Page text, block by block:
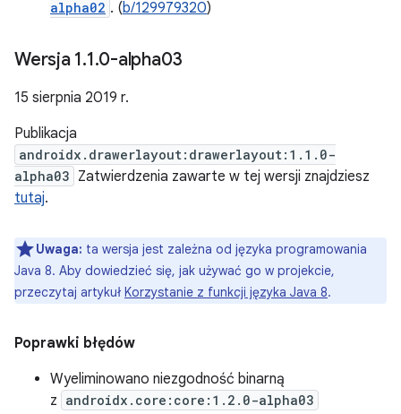
alpha02 . (b/129979320)
Wersja 1.1.0-alpha03
15 sierpnia 2019 r.
Publikacja
androidx.drawerlayout:drawerlayout:1.1.0-
alpha03 Zatwierdzenia zawarte w tej wersji znajdziesz
tutaj.
Uwaga: ta wersja jest zależna od języka programowania
Java 8. Aby dowiedzieć się, jak używać go w projekcie,
przeczytaj artykuł Korzystanie z funkcji języka Java 8.
Poprawki błędów
Wyeliminowano niezgodność binarną
z androidx.core:core:1.2.0-alpha03